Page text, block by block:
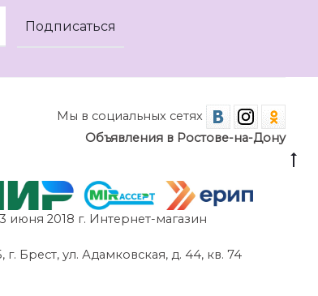
Мы в социальных сетях
Объявления в Ростове-на-Дону
июня 2018 г. Интернет-магазин
Брест, ул. Адамковская, д. 44, кв. 74